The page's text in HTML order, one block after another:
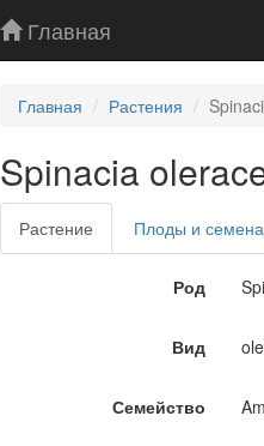
Главная
Главная Растения
Spinacia
Растение Плоды и семена
Род
Вид
Семейство